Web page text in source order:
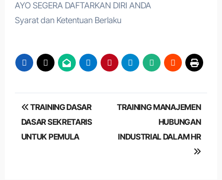
AYO SEGERA DAFTARKAN DIRI ANDA
Syarat dan Ketentuan Berlaku
Post
navigation
TRAINING DASAR
DASAR SEKRETARIS
UNTUK PEMULA
TRAINING MANAJEMEN
HUBUNGAN
INDUSTRIAL DALAM HR